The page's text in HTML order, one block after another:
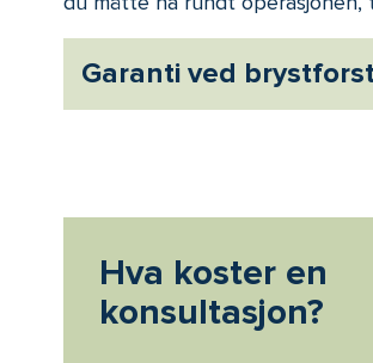
Garanti ved
Hva koster en
konsultasjon?